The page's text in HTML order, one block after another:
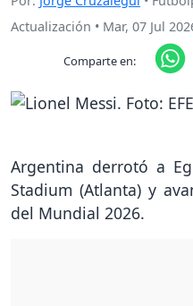
Actualización • Mar, 07 Jul
Comparte en:
Argentina derrotó a
Stadium (Atlanta) y
del Mundial 2026.